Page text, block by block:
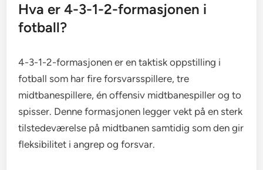
Hva er 4-3-1-2-formasjonen i
fotball?
4-3-1-2-formasjonen er en taktisk oppstilling i
fotball som har fire forsvarsspillere, tre
midtbanespillere, én offensiv midtbanespiller og to
spisser. Denne formasjonen legger vekt på en sterk
tilstedeværelse på midtbanen samtidig som den gir
fleksibilitet i angrep og forsvar.